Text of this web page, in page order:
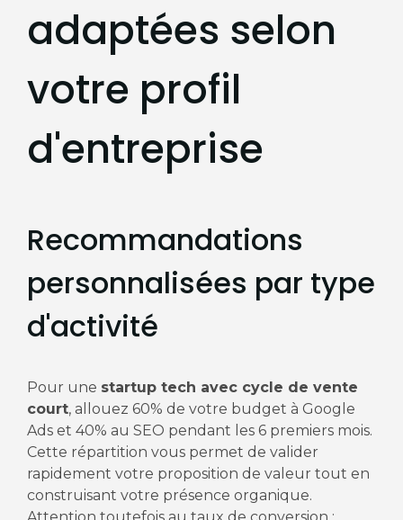
adaptées selon
votre profil
d'entreprise
Recommandations
personnalisées par type
d'activité
Pour une startup tech avec cycle de vente
court, allouez 60% de votre budget à Google
Ads et 40% au SEO pendant les 6 premiers mois.
Cette répartition vous permet de valider
rapidement votre proposition de valeur tout en
construisant votre présence organique.